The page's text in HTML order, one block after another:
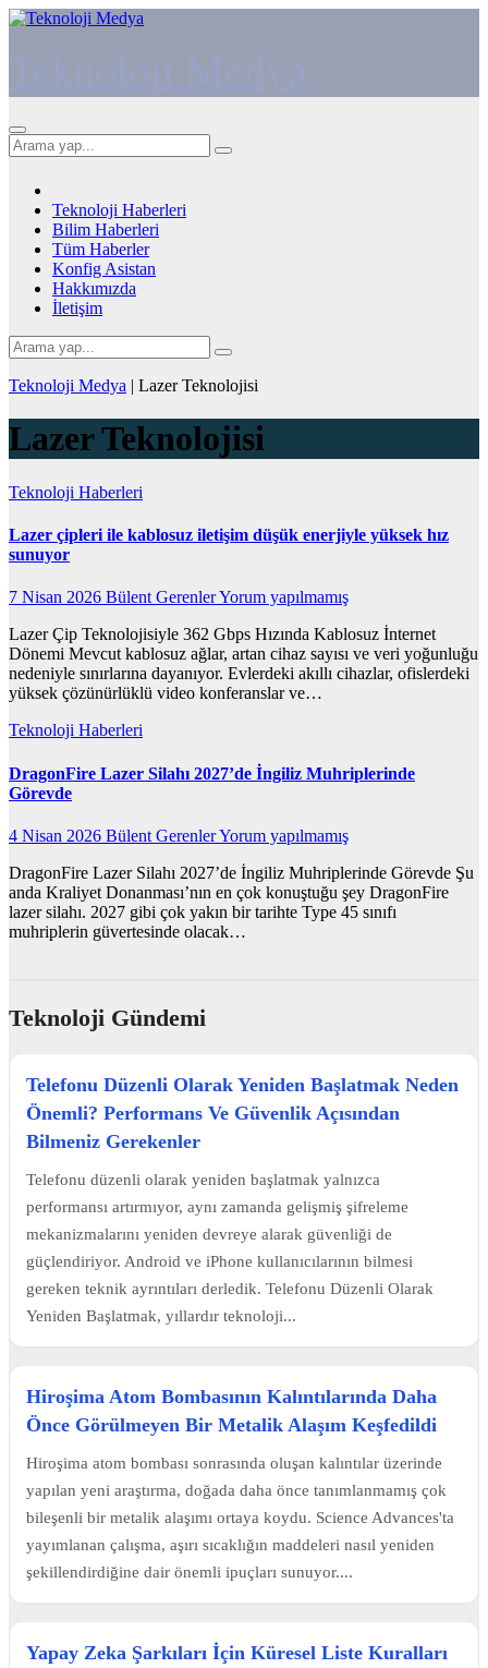
İçeriğe
Teknoloji Haberleri
Bilim Haberleri
Tüm Haberler
Konfig Asistan
Hakkımızda
İletişim
Teknoloji Medya | Lazer Teknolojisi
Lazer Teknolojisi
Teknoloji Haberleri
Lazer çipleri ile kablosuz iletişim düşük enerjiyle yüksek hız
sunuyor
7 Nisan 2026 Bülent GerenlerYorum yapılmamış
Lazer Çip Teknolojisiyle 362 Gbps Hızında Kablosuz İnternet
Dönemi Mevcut kablosuz ağlar, artan cihaz sayısı ve veri yoğunluğu
nedeniyle sınırlarına dayanıyor. Evlerdeki akıllı cihazlar, ofislerdeki
yüksek çözünürlüklü video konferanslar ve…
Teknoloji Haberleri
DragonFire Lazer Silahı 2027’de İngiliz Muhriplerinde
Görevde
4 Nisan 2026 Bülent GerenlerYorum yapılmamış
DragonFire Lazer Silahı 2027’de İngiliz Muhriplerinde Görevde Şu
anda Kraliyet Donanması’nın en çok konuştuğu şey DragonFire
lazer silahı. 2027 gibi çok yakın bir tarihte Type 45 sınıfı
muhriplerin güvertesinde olacak…
Teknoloji Gündemi
Telefonu Düzenli Olarak Yeniden Başlatmak Neden
Önemli? Performans Ve Güvenlik Açısından
Bilmeniz Gerekenler
Telefonu düzenli olarak yeniden başlatmak yalnızca
performansı artırmıyor, aynı zamanda gelişmiş şifreleme
mekanizmalarını yeniden devreye alarak güvenliği de
güçlendiriyor. Android ve iPhone kullanıcılarının bilmesi
gereken teknik ayrıntıları derledik. Telefonu Düzenli Olarak
Yeniden Başlatmak, yıllardır teknoloji...
Hiroşima Atom Bombasının Kalıntılarında Daha
Önce Görülmeyen Bir Metalik Alaşım Keşfedildi
Hiroşima atom bombası sonrasında oluşan kalıntılar üzerinde
yapılan yeni araştırma, doğada daha önce tanımlanmamış çok
bileşenli bir metalik alaşımı ortaya koydu. Science Advances'ta
yayımlanan çalışma, aşırı sıcaklığın maddeleri nasıl yeniden
şekillendirdiğine dair önemli ipuçları sunuyor....
Yapay Zeka Şarkıları İçin Küresel Liste Kuralları